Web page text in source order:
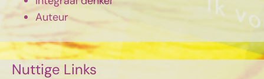
Auteur
Nuttige Links